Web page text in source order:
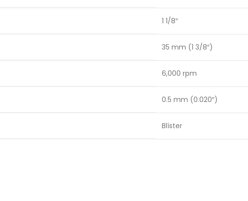
1 1/8″
35 mm (1 3/8″)
6,000 rpm
0.5 mm (0.020″)
Blíster